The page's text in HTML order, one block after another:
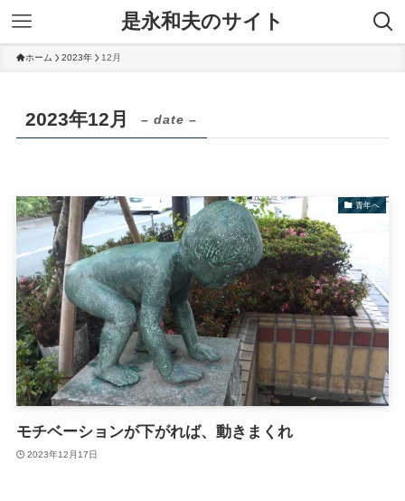
是永和夫のサイト
ホーム 2023年 12月
2023年12月 – date –
青年へ
モチベーションが下がれば、動きまくれ
2023年12月17日